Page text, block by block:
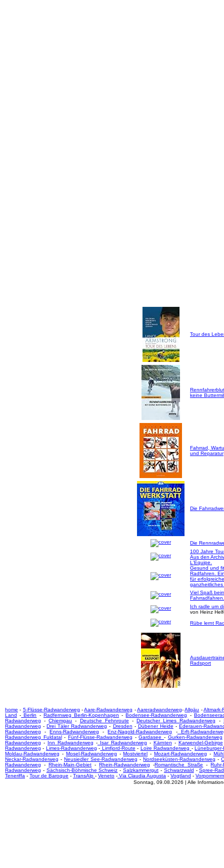
Tour des
keine
Fahrrad,
und Reparatur
Die
Die
100 Jahre
Aus den
L'Equipe.
Gesund und
Radfahren.
für
Viel Spaß
Fahrradfahren.
Ich radle um
von Heinz
Rübe lernt
Radsport
home - 5-Flüsse-Radwanderweg -Aare-Radwanderweg -Aareradwanderweg-Allgäu -Altmark-
Land - Berlin - Radfernweg Berlin-Kopenhagen -Bodensee-Radwanderweg -
Radwanderweg -Chiemgau - Deutsche Fehnroute -Deutscher Limes Radwanderweg -
Radwanderweg -Drei Täler Radwanderweg - Dresden - Dübener Heide -Ederauen-
Radwanderweg -Enns-Radwanderweg -Enz-Nagold-Radwanderweg -Erft-
Radwanderweg Fuldatal- Fünf-Flüsse-Radwanderweg -Gardasee - Gurken-Radwanderweg
Radwanderweg - Inn Radwanderweg -Isar Radwanderweg - Kärnten - Karwendel-Gebirge
Radwanderweg - Limes-Radwanderweg - Limfjord-Route - Loire Radwanderweg -
Moldau-Radwanderweg - Mosel-Radwanderweg -Mostviertel -Mozart-Radwanderweg -
Neckar-Radwanderweg -Neusiedler See-Radwanderweg -Nordseeküsten-Radwanderweg -
Radwanderweg -Rhein-Main-Gebiet -Rhein-Radwanderweg -Romantische Straße -
Radwanderweg - Sächsisch-Böhmische Schweiz -Salzkammergut - Schwarzwald -Spree-
Teneriffa - Tour de Baroque - TransAlp - Veneto - Via Claudia Augusta - Vogtland - Vorpommern
Sonntag, 09.08.2026 | Alle